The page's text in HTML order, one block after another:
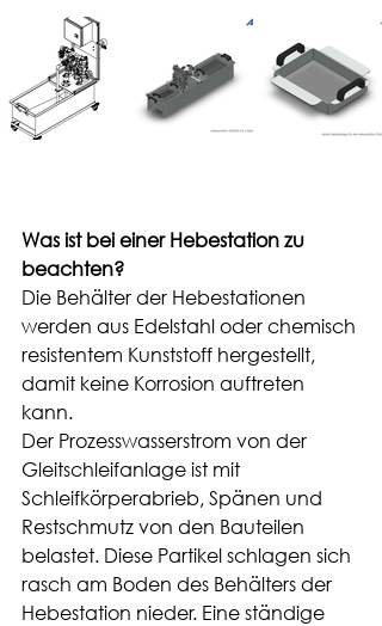
Was ist bei einer Hebestation zu
beachten?
Die Behälter der Hebestationen
werden aus Edelstahl oder chemisch
resistentem Kunststoff hergestellt,
damit keine Korrosion auftreten
kann.
Der Prozesswasserstrom von der
Gleitschleifanlage ist mit
Schleifkörperabrieb, Spänen und
Restschmutz von den Bauteilen
belastet. Diese Partikel schlagen sich
rasch am Boden des Behälters der
Hebestation nieder. Eine ständige